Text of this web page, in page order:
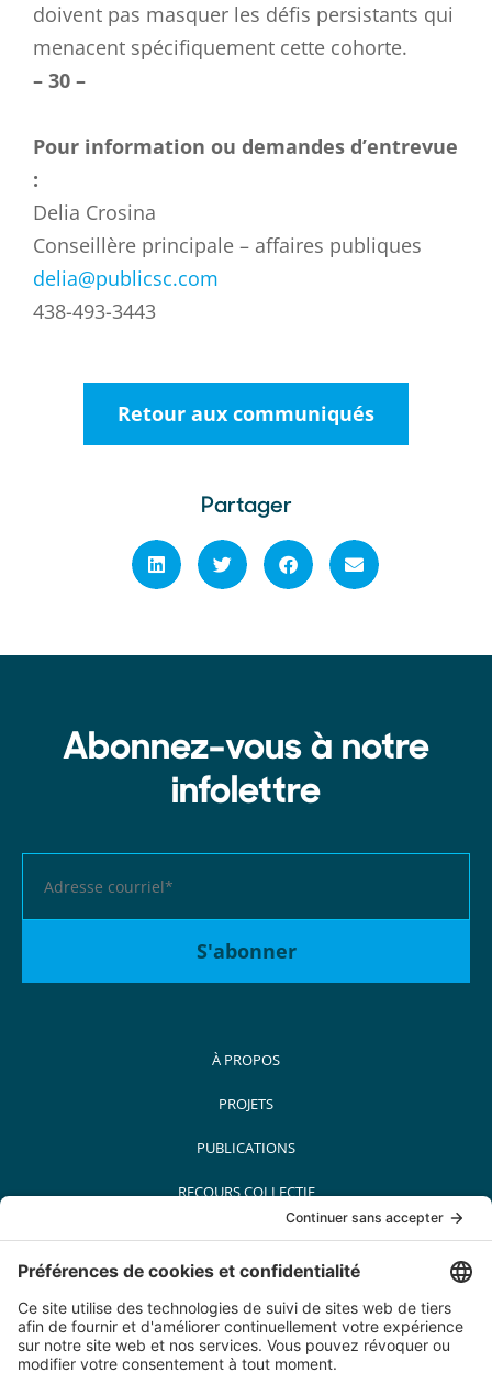
doivent pas masquer les défis persistants qui
menacent spécifiquement cette cohorte.
– 30 –
Pour information ou demandes d’entrevue
:
Delia Crosina
Conseillère principale – affaires publiques
delia@publicsc.com
438-493-3443
Retour aux communiqués
Partager
Abonnez-vous à notre
infolettre
À PROPOS
PROJETS
PUBLICATIONS
RECOURS COLLECTIF
MÉDIAS
PARTENAIRES
CARRIÈRES
CONTACT